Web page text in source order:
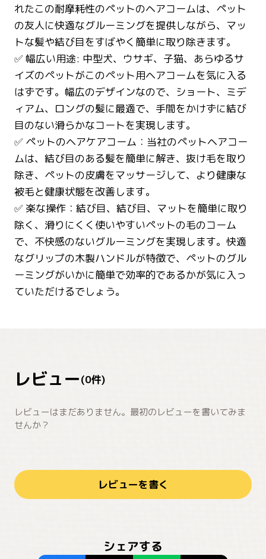
れたこの耐摩耗性のペットのヘアコームは、ペット
の友人に快適なグルーミングを提供しながら、マッ
トな髪や結び目をすばやく簡単に取り除きます。
✅ 幅広い用途: 中型犬、ウサギ、子猫、あらゆるサ
イズのペットがこのペット用ヘアコームを気に入る
はずです。幅広のデザインなので、ショート、ミデ
ィアム、ロングの髪に最適で、手間をかけずに結び
目のない滑らかなコートを実現します。
✅ ペットのヘアケアコーム：当社のペットヘアコー
ムは、結び目のある髪を簡単に解き、抜け毛を取り
除き、ペットの皮膚をマッサージして、より健康な
被毛と健康状態を改善します。
✅ 楽な操作：結び目、結び目、マットを簡単に取り
除く、滑りにくく使いやすいペットの毛のコーム
で、不快感のないグルーミングを実現します。快適
なグリップの木製ハンドルが特徴で、ペットのグル
ーミングがいかに簡単で効率的であるかが気に入っ
ていただけるでしょう。
レビュー(0件)
レビューはまだありません。最初のレビューを書いてみま
せんか？
レビューを書く
シェアする